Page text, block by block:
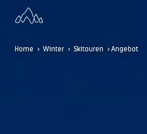
Home > Winter > Skitouren > Angebot